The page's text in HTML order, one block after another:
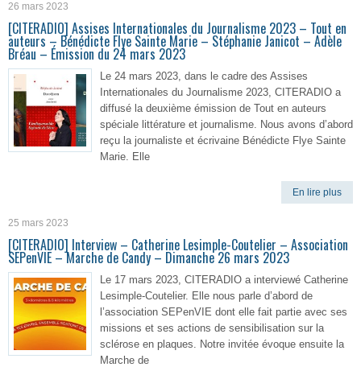
26 mars 2023
[CITERADIO] Assises Internationales du Journalisme 2023 – Tout en
auteurs – Bénédicte Flye Sainte Marie – Stéphanie Janicot – Adèle
Bréau – Émission du 24 mars 2023
Le 24 mars 2023, dans le cadre des Assises
Internationales du Journalisme 2023, CITERADIO a
diffusé la deuxième émission de Tout en auteurs
spéciale littérature et journalisme. Nous avons d’abord
reçu la journaliste et écrivaine Bénédicte Flye Sainte
Marie. Elle
En lire plus
25 mars 2023
[CITERADIO] Interview – Catherine Lesimple-Coutelier – Association
SEPenVIE – Marche de Candy – Dimanche 26 mars 2023
Le 17 mars 2023, CITERADIO a interviewé Catherine
Lesimple-Coutelier. Elle nous parle d’abord de
l’association SEPenVIE dont elle fait partie avec ses
missions et ses actions de sensibilisation sur la
sclérose en plaques. Notre invitée évoque ensuite la
Marche de